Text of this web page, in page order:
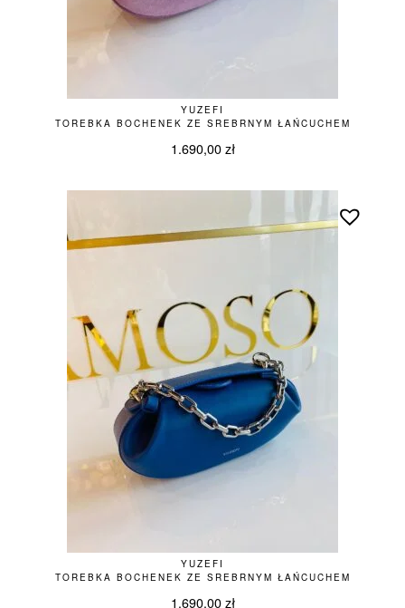
YUZEFI
TOREBKA BOCHENEK ZE SREBRNYM ŁAŃCUCHEM
1.690,00 zł
YUZEFI
TOREBKA BOCHENEK ZE SREBRNYM ŁAŃCUCHEM
1.690,00 zł